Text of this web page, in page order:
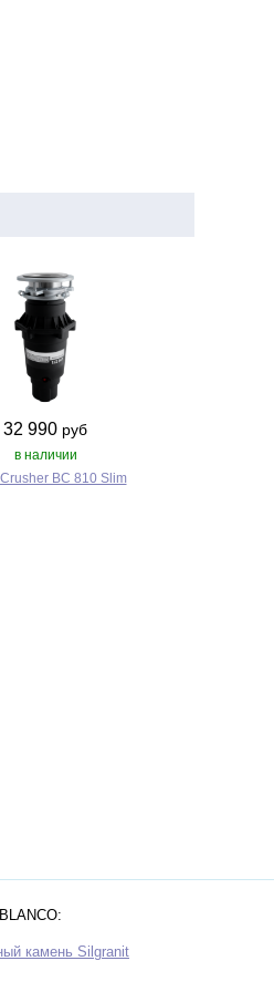
32 990 руб
в наличии
BC 810 Slim
камень Silgranit